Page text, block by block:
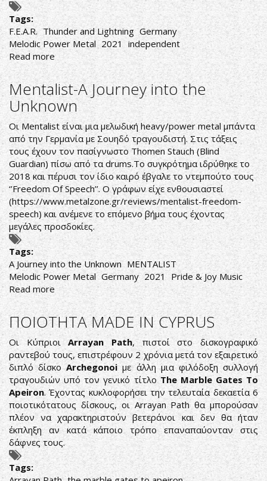
Tags:
F.E.A.R. Thunder and Lightning Germany
Melodic Power Metal 2021
independent
Read more about
Thunder
and
Lightning-
F.E.A.R.
Mentalist-A Journey into the
Unknown
Οι Mentalist είναι μια μελωδική heavy/power metal μπάντα
από την Γερμανία με Σουηδό τραγουδιστή. Στις τάξεις
τους έχουν τον πασίγνωστο Thomen Stauch (Blind
Guardian) πίσω από τα drums.Το συγκρότημα ιδρύθηκε το
2018 και πέρυσι τον ίδιο καιρό έβγαλε το ντεμπούτο τους
‘’Freedom Of Speech’’. Ο γράφων είχε ενθουσιαστεί
(https://www.metalzone.gr/reviews/mentalist-freedom-
speech) και ανέμενε το επόμενο βήμα τους έχοντας
μεγάλες προσδοκίες.
Tags:
A Journey into the Unknown MENTALIST
Melodic Power Metal Germany 2021
Pride & Joy Music
Read more about
Mentalist-
A
Journey
into
the
Unknown
ΠΟΙΟΤΗΤΑ MADE IN CYPRUS
Οι ΚύπριοιArrayan Path, πιστοί στο δισκογραφικό
ραντεβού τους, επιστρέφουν 2 χρόνια μετά τον εξαιρετικό
διπλό δίσκοArchegonoiμε άλλη μια φιλόδοξη συλλογή
τραγουδιών υπό τον γενικό τίτλοThe Marble Gates To
Apeiron. Έχοντας κυκλοφορήσει την τελευταία δεκαετία 6
ποιοτικότατους δίσκους, οι Arrayan Path θα μπορούσαν
πλέον να χαρακτηριστούν βετεράνοι και δεν θα ήταν
έκπληξη αν κατά κάποιο τρόπο επαναπαύονταν στις
δάφνες τους.
Tags: